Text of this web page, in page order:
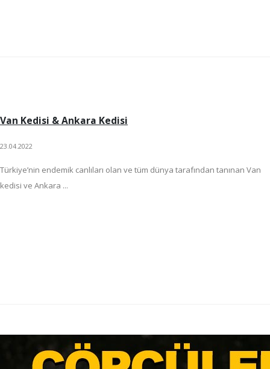
Van Kedisi & Ankara Kedisi
23.04.2022
Türkiye’nin endemik canlıları olan ve tüm dünya tarafından tanınan Van
kedisi ve Ankara ...